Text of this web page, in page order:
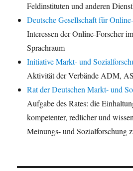
Feldinstituten und anderen
Deutsche Gesellschaft für
Interessen der Online-Forscher
Sprachraum
Initiative Markt- und
Aktivität der Verbände ADM,
Rat der Deutschen Markt- und
Aufgabe des Rates: die
kompetenter, redlicher und
Meinungs- und Sozialforschung